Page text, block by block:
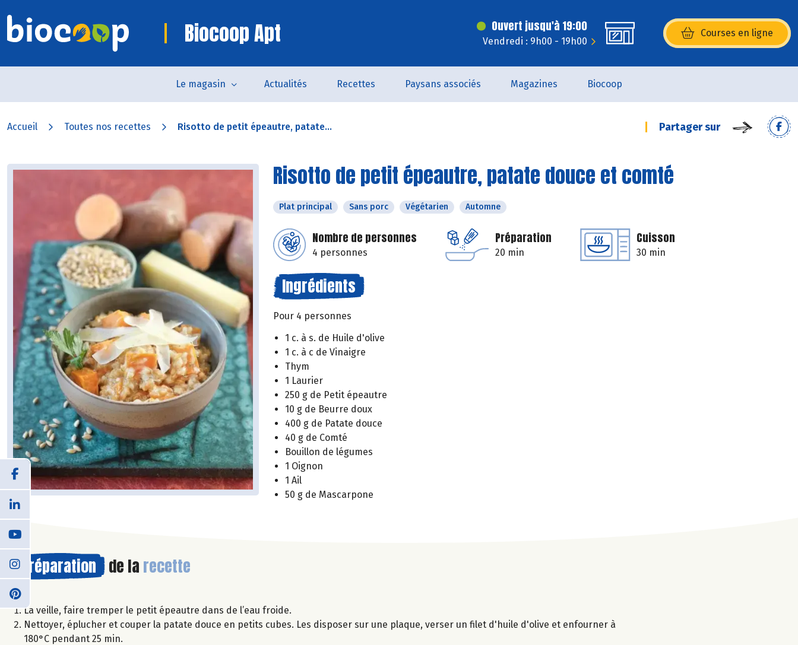
Biocoop Apt Ouvert jusqu'à 19:00
Vendredi : 9h00 - 19h00
Courses en ligne
(s’ouvre dans une nouvelle
Le magasin Actualités Recettes Paysans associés Magazines Biocoop
Accueil Toutes nos recettes Risotto de petit épeautre, patate... Partager sur
Risotto de petit épeautre, patate douce et comté
Plat principal Sans porc Végétarien Automne
Nombre de personnes
4 personnes
Préparation
20 min
Cuisson
30 min
Ingrédients
Pour 4 personnes
1 c. à s. de Huile d'olive
1 c. à c de Vinaigre
Thym
1 Laurier
250 g de Petit épeautre
10 g de Beurre doux
400 g de Patate douce
40 g de Comté
Bouillon de légumes
1 Oignon
1 Ail
50 g de Mascarpone
Préparation de la recette
La veille, faire tremper le petit épeautre dans de l’eau froide.
Nettoyer, éplucher et couper la patate douce en petits cubes. Les disposer sur une plaque, verser un filet d'huile d'olive et enfourner à
180°C pendant 25 min.